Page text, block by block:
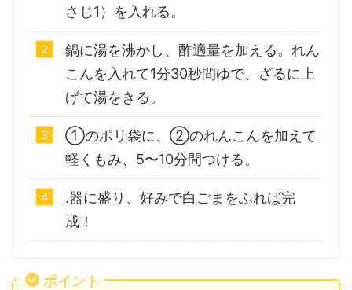
さじ1）を入れる。
鍋に湯を沸かし、酢適量を加える。れん
こんを入れて1分30秒間ゆで、ざるに上
げて湯をきる。
①のポリ袋に、②のれんこんを加えて
軽くもみ、5〜10分間つける。
.器に盛り、好みで白ごまをふれば完
成！
ポイント